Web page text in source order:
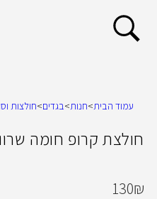
עמוד הבית>חנות>בגדים>חולצות
חולצת קרופ חומה
130₪